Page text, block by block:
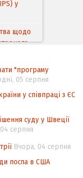
у
щодо
"програму
05 серпня
у співпраці з ЄС
суду у Швеції
серпня
Вчора, 04 серпня
посла в США